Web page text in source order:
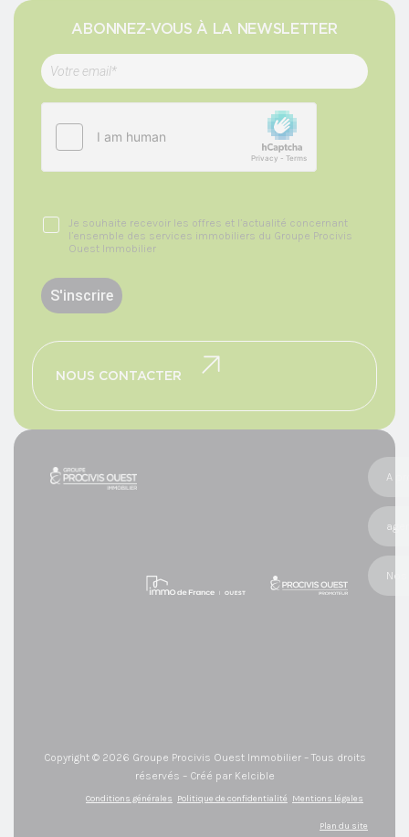
ABONNEZ-VOUS À LA NEWSLETTER
Je souhaite recevoir les offres et l’actualité concernant
l’ensemble des services immobiliers du Groupe Procivis
Ouest Immobilier
NOUS CONTACTER
A
Copyright © 2026 Groupe Procivis Ouest Immobilier – Tous droits
réservés – Créé par Kelcible
Conditions générales Politique de confidentialité Mentions légales
Plan du site